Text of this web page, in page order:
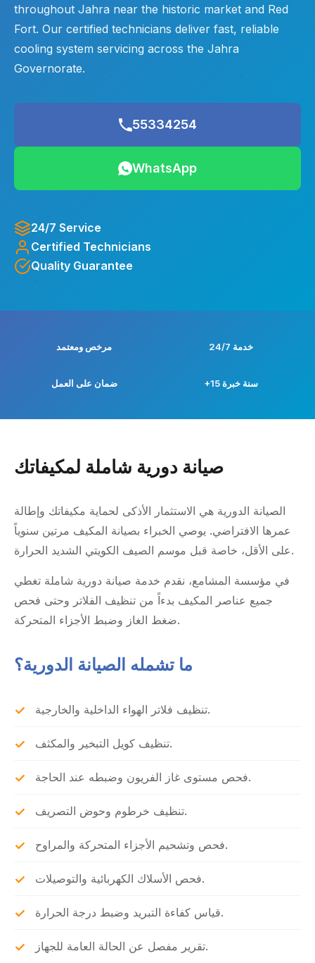
throughout Jahra near the historic market and Red
Fort. Our certified technicians deliver fast, reliable
cooling system servicing across the Jahra
Governorate.
55334254
WhatsApp
24/7 Service
Certified Technicians
Quality Guarantee
مرخص ومعتمد خدمة 24/7
ضمان على العمل +15 سنة خبرة
صيانة دورية شاملة لمكيفاتك
الصيانة الدورية هي الاستثمار الأذكى لحماية مكيفاتك وإطالة
عمرها الافتراضي. يوصي الخبراء بصيانة المكيف مرتين سنوياً
على الأقل، خاصة قبل موسم الصيف الكويتي الشديد الحرارة.
في مؤسسة المشامع، نقدم خدمة صيانة دورية شاملة تغطي
جميع عناصر المكيف بدءاً من تنظيف الفلاتر وحتى فحص
ضغط الغاز وضبط الأجزاء المتحركة.
ما تشمله الصيانة الدورية؟
تنظيف فلاتر الهواء الداخلية والخارجية.
تنظيف كويل التبخير والمكثف.
فحص مستوى غاز الفريون وضبطه عند الحاجة.
تنظيف خرطوم وحوض التصريف.
فحص وتشحيم الأجزاء المتحركة والمراوح.
فحص الأسلاك الكهربائية والتوصيلات.
قياس كفاءة التبريد وضبط درجة الحرارة.
تقرير مفصل عن الحالة العامة للجهاز.